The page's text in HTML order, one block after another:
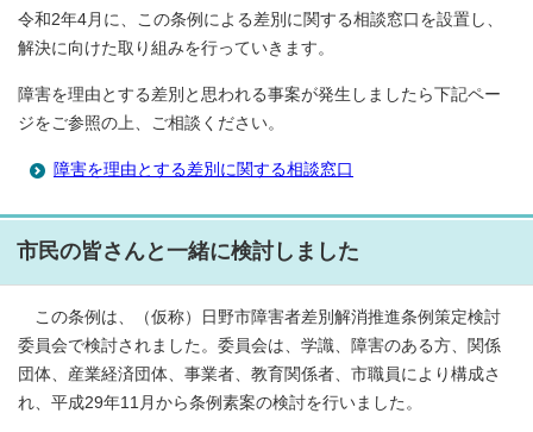
令和2年4月に、この条例による差別に関する相談窓口を設置し、
解決に向けた取り組みを行っていきます。
障害を理由とする差別と思われる事案が発生しましたら下記ペー
ジをご参照の上、ご相談ください。
障害を理由とする差別に関する相談窓口
市民の皆さんと一緒に検討しました
この条例は、（仮称）日野市障害者差別解消推進条例策定検討
委員会で検討されました。委員会は、学識、障害のある方、関係
団体、産業経済団体、事業者、教育関係者、市職員により構成さ
れ、平成29年11月から条例素案の検討を行いました。